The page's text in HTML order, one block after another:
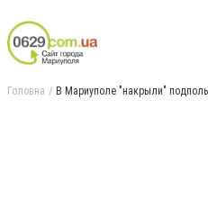
Головна В Мариуполе "накрыли"